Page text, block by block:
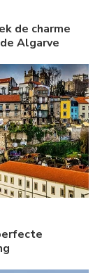
de charme
Algarve